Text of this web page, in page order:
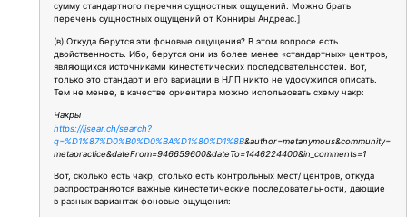
сумму стандартного перечня сущностных ощущений. Можно брать
перечень сущностных ощущений от Конниры Андреас.]
(в) Откуда берутся эти фоновые ощущения? В этом вопросе есть
двойственность. Ибо, берутся они из более менее «стандартных» центров,
являющихся источниками кинестетических последовательностей. Вот,
только это стандарт и его вариации в НЛП никто не удосужился описать.
Тем не менее, в качестве ориентира можно использовать схему чакр:
Чакры
https://ljsear.ch/search?
q=%D1%87%D0%B0%D0%BA%D1%80%D1%8B&author=metanymous&community=
metapractice&dateFrom=946659600&dateTo=1446224400&in_comments=1
Вот, сколько есть чакр, столько есть контрольных мест/ центров, откуда
распространяются важные кинестетические последовательности, дающие
в разных вариантах фоновые ощущения: